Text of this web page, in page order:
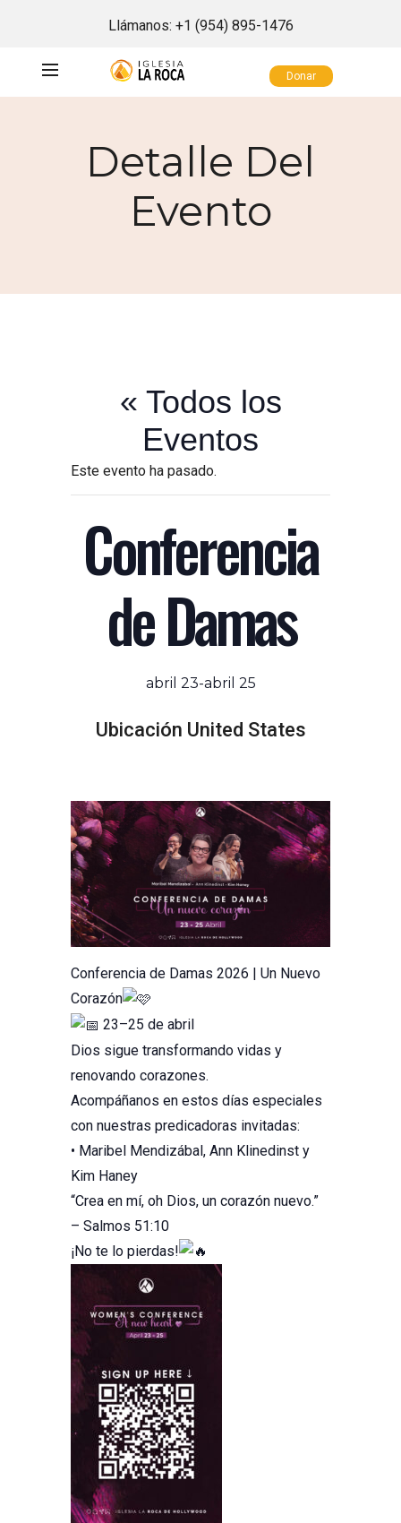
Llámanos: +1 (954) 895-1476
Donar
Detalle Del
Evento
« Todos los
Eventos
Este evento ha pasado.
Conferencia
de Damas
abril 23-abril 25
Ubicación United States
Conferencia de Damas 2026 | Un Nuevo
Corazón
23–25 de abril
Dios sigue transformando vidas y
renovando corazones.
Acompáñanos en estos días especiales
con nuestras predicadoras invitadas:
• Maribel Mendizábal, Ann Klinedinst y
Kim Haney
“Crea en mí, oh Dios, un corazón nuevo.”
– Salmos 51:10
¡No te lo pierdas!